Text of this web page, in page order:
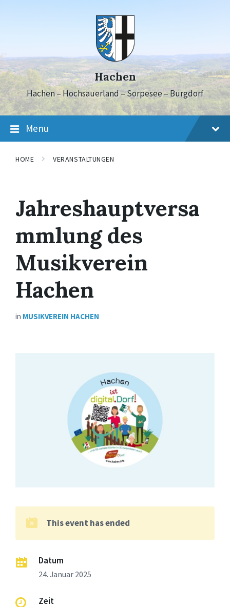
Hachen
Hachen – Hochsauerland – Sorpesee – Burgdorf
Menu
HOME VERANSTALTUNGEN
Jahreshauptversa
mmlung des
Musikverein
Hachen
in MUSIKVEREIN HACHEN
This event has ended
Datum
24. Januar 2025
Zeit